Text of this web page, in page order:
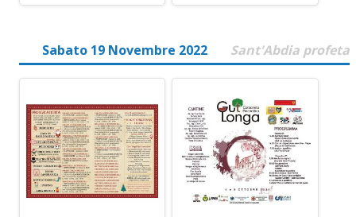
Sabato 19 Novembre 2022 Sant'Abdia profeta